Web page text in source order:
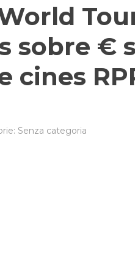
sobre €
cines
Senza categoria